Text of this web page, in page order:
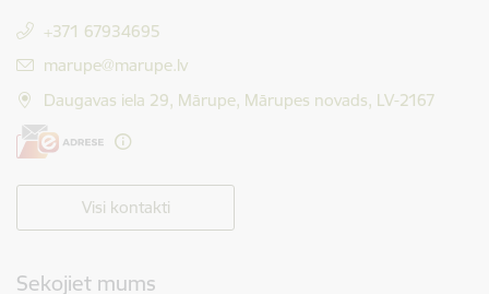
+371 67934695
E-pasts:
marupe@marupe.lv
Daugavas iela 29, Mārupe, Mārupes novads, LV-2167
Visi kontakti
Sekojiet mums